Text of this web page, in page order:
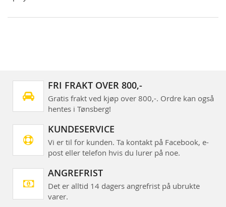
FRI FRAKT OVER 800,-
Gratis frakt ved kjøp over 800,-. Ordre kan også
hentes i Tønsberg!
KUNDESERVICE
Vi er til for kunden. Ta kontakt på Facebook, e-
post eller telefon hvis du lurer på noe.
ANGREFRIST
Det er alltid 14 dagers angrefrist på ubrukte
varer.